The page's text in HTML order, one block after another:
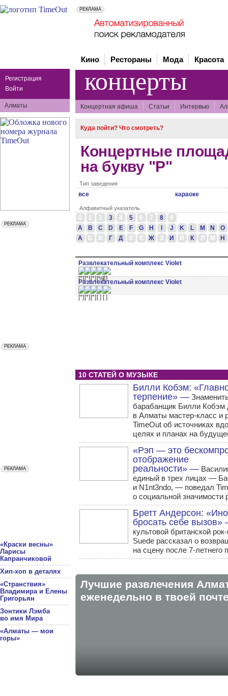
Регистрация
Войти
Алматы
«Краски весны»
Ларисы
Капранчиковой
Хип-хоп в деталях
«Странствия»
Владимира и Елены
Григорьян
Зонтики Лэмба
во имя Мира
«Алматы — мои
горы»
Кино Рестораны Мода Красота
концерты
Концертная афиша Статьи Интервью
Куда пойти? Что смотреть?
Концертные
на букву "Р"
Тип заведения
все караоке
Алфавитный указатель
0 1 2 3 4 5 6 7 8
9
A
B C D E F G H J K L M N
O
А
Б В Г Д Е Ё Ж З И Й К Л М Н
Развлекательный комплекс Violet
Развлекательный комплекс Violet
10 СТАТЕЙ О МУЗЫКЕ
Билли Кобэм:
терпение» —
барабанщик Билли Кобэм
в Алматы мастер-класс и
TimeOut об источниках
целях и планах на
«Рэп — это
отображение
реальности» —
единый в трех лицах —
и N1nt3ndo, — поведал
о социальной значимости
Бретт Андерсон:
бросать себе
культовой британской
Suede рассказал о
на сцену после 7-летнего
Лучшие развлечения
eженедельно в твоей